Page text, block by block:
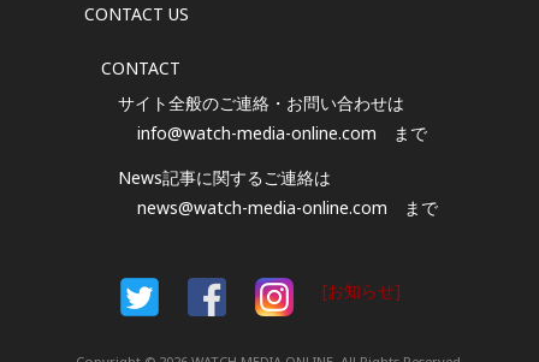
CONTACT US
CONTACT
サイト全般のご連絡・お問い合わせは
info@watch-media-online.com まで
News記事に関するご連絡は
news@watch-media-online.com まで
[お知らせ]